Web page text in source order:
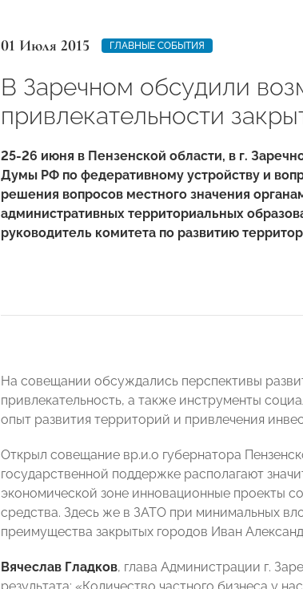
01 Июля 2015 ГЛАВНЫЕ СОБЫТИЯ
В Заречном обсудили
привлекательности
25-26 июня в Пензенской области, в г.
Думы РФ по федеративному устройству и
решения вопросов местного значения
административных территориальных
руководитель комитета по развитию
На совещании обсуждались перспективы
привлекательность, а также инструменты
опыт развития территорий и привлечения
Открыл совещание вр.и.о губернатора
государственной поддержке располагают
экономической зоне инновационные проекты
средства. Здесь же в ЗАТО при минимальных
преимущества закрытых городов Иван
Вячеслав Гладков, глава Администрации г.